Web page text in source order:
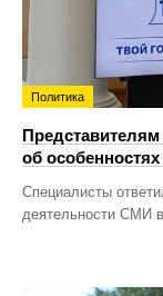
Политика
об
Специалисты
деятельности СМИ